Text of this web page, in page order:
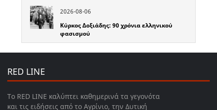
2026-08-06
Κύρκος Δοξιάδης: 90 χρόνια ελληνικού
φασισμού
RED LINE
Το RED LINE καλύπτει καθημερινά τα γεγονότα
και τις ειδήσεις από το Αγρίνιο, την Δυτική